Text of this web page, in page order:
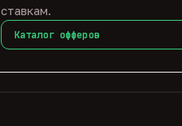
ставкам.
Каталог офферов